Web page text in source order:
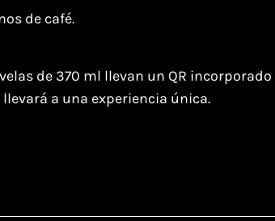
de café.
de 370 ml llevan un QR incorporado
a una experiencia única.